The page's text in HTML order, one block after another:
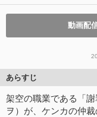
動画配
あらすじ
架空の職業である「
ヲ）が、ケンカの仲